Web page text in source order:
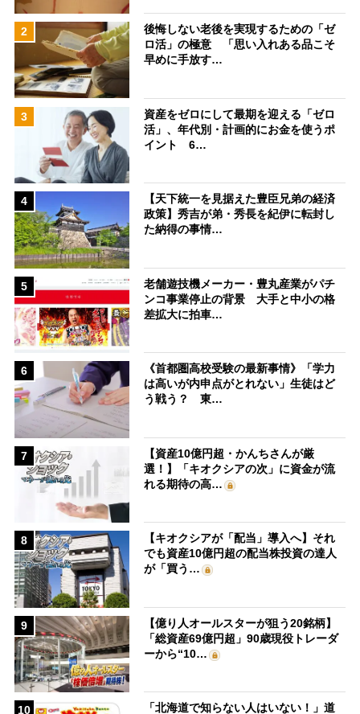
2
後悔しない老後を実現するための「ゼ
ロ活」の極意 「思い入れある品こそ
早めに手放す…
3
資産をゼロにして最期を迎える「ゼロ
活」、年代別・計画的にお金を使うポ
イント 6…
4
【天下統一を見据えた豊臣兄弟の経済
政策】秀吉が弟・秀長を紀伊に転封し
た納得の事情…
5
老舗遊技機メーカー・豊丸産業がパチ
ンコ事業停止の背景 大手と中小の格
差拡大に拍車…
6
《首都圏高校受験の最新事情》「学力
は高いが内申点がとれない」生徒はど
う戦う？ 東…
7
【資産10億円超・かんちさんが厳
選！】「キオクシアの次」に資金が流
れる期待の高…
8
【キオクシアが「配当」導入へ】それ
でも資産10億円超の配当株投資の達人
が「買う…
9
【億り人オールスターが狙う20銘柄】
「総資産69億円超」90歳現役トレーダ
ーから“10…
10
「北海道で知らない人はいない！」道